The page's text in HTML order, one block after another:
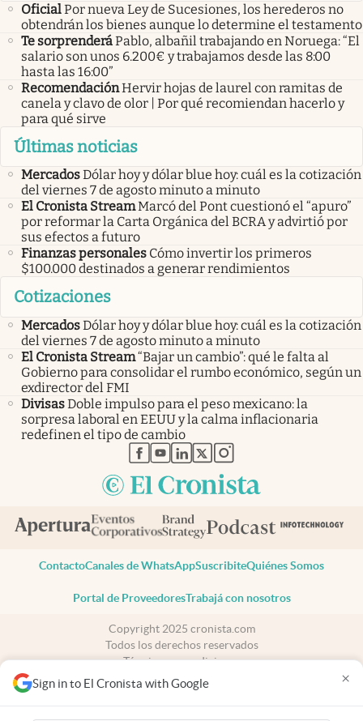
Sign in to El Cronista with Google ×
OficialPor nueva Ley de Sucesiones, los herederos no
obtendrán los bienes aunque lo determine el testamento
Te sorprenderáPablo, albañil trabajando en Noruega: “El
salario son unos 6.200€ y trabajamos desde las 8:00
hasta las 16:00”
RecomendaciónHervir hojas de laurel con ramitas de
canela y clavo de olor | Por qué recomiendan hacerlo y
para qué sirve
Últimas noticias
MercadosDólar hoy y dólar blue hoy: cuál es la cotización
del viernes 7 de agosto minuto a minuto
El Cronista StreamMarcó del Pont cuestionó el “apuro”
por reformar la Carta Orgánica del BCRA y advirtió por
sus efectos a futuro
Finanzas personales Cómo invertir los primeros
$100.000 destinados a generar rendimientos
Cotizaciones
MercadosDólar hoy y dólar blue hoy: cuál es la cotización
del viernes 7 de agosto minuto a minuto
El Cronista Stream“Bajar un cambio”: qué le falta al
Gobierno para consolidar el rumbo económico, según un
exdirector del FMI
DivisasDoble impulso para el peso mexicano: la
sorpresa laboral en EEUU y la calma inflacionaria
redefinen el tipo de cambio
abre en nueva pestaña
abre en nueva pestaña
abre en nueva pestaña
abre en nueva pestaña
abre en nueva pestaña
ContactoCanales de WhatsAppSuscribiteQuiénes Somos
Portal de ProveedoresTrabajá con nosotros
Copyright 2025 cronista.com
Todos los derechos reservados
Términos y condiciones
Privacidad
Consentimiento